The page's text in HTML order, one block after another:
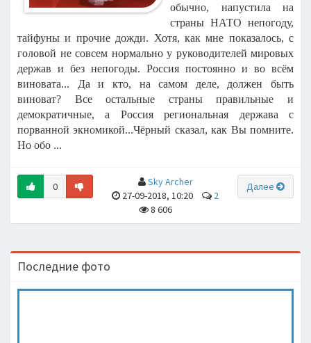
обычно, напустила на
страны НАТО непогоду,
тайфуны и прочие дожди. Хотя, как мне показалось, с
головой не совсем нормально у руководителей мировых
держав и без непогоды. Россия постоянно и во всём
виновата... Да и кто, на самом деле, должен быть
виноват? Все остальные страны правильные и
демократичные, а Россия региональная держава с
порванной экномикой...Чёрный сказал, как Вы помните.
Но обо ...
0 Далее
Sky Archer
27-09-2018, 10:20
2
8 606
Последние фото